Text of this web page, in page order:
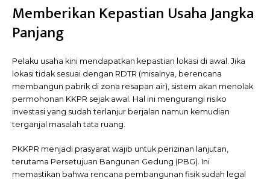
Memberikan Kepastian Usaha Jangka
Panjang
Pelaku usaha kini mendapatkan kepastian lokasi di awal. Jika
lokasi tidak sesuai dengan RDTR (misalnya, berencana
membangun pabrik di zona resapan air), sistem akan menolak
permohonan KKPR sejak awal. Hal ini mengurangi risiko
investasi yang sudah terlanjur berjalan namun kemudian
terganjal masalah tata ruang.
PKKPR menjadi prasyarat wajib untuk perizinan lanjutan,
terutama Persetujuan Bangunan Gedung (PBG). Ini
memastikan bahwa rencana pembangunan fisik sudah legal